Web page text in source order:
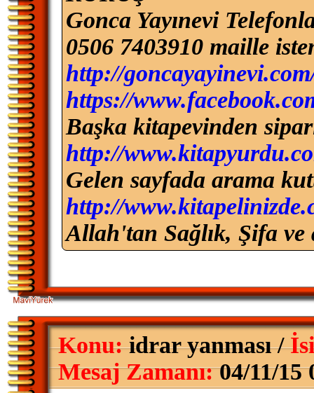
Gonca Yayınevi
0506 7403910 maille
http://
https://
Başka kitapevinden
http://
Gelen sayfada arama
http://
Allah'tan Sağlık, Şifa
Konu:idrar yanması /
Mesaj Zamanı:04/11/15